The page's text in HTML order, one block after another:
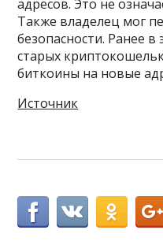
адресов. Это не
Также владелец мог
безопасности. Ранее в
старых
биткоины на новые
Источник